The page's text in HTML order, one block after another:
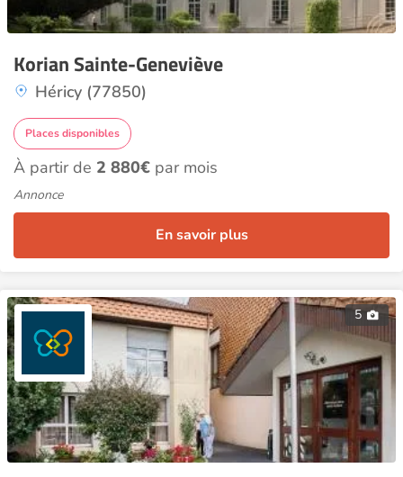
Korian Sainte-Geneviève
Héricy (77850)
Places disponibles
À partir de 2 880€ par mois
Annonce
En savoir plus
5